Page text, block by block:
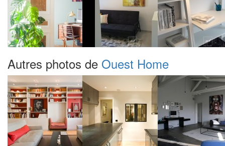
Autres photos de Ouest Home